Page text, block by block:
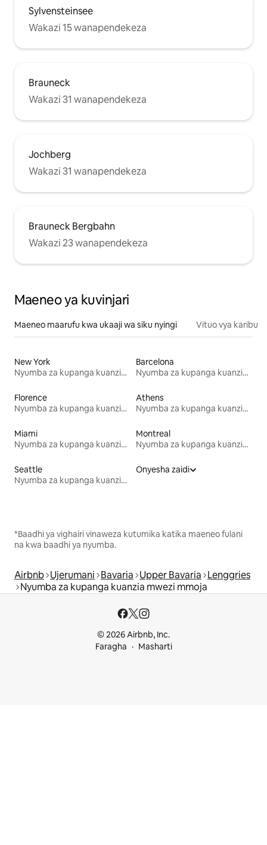
Sylvensteinsee
Wakazi 15 wanapendekeza
Brauneck
Wakazi 31 wanapendekeza
Jochberg
Wakazi 31 wanapendekeza
Brauneck Bergbahn
Wakazi 23 wanapendekeza
Maeneo ya kuvinjari
Maeneo maarufu kwa ukaaji wa siku nyingi Vituo vya karibu
New York
Nyumba za kupanga kuanzia mwezi mmoja
Barcelona
Nyumba za kupanga kuanzia mwezi mmoja
Florence
Nyumba za kupanga kuanzia mwezi mmoja
Athens
Nyumba za kupanga kuanzia mwezi mmoja
Miami
Nyumba za kupanga kuanzia mwezi mmoja
Montreal
Nyumba za kupanga kuanzia mwezi mmoja
Seattle
Nyumba za kupanga kuanzia mwezi mmoja
Onyesha zaidi
*Baadhi ya vighairi vinaweza kutumika katika maeneo fulani
na kwa baadhi ya nyumba.
Airbnb Ujerumani Bavaria Upper Bavaria Lenggries
Nyumba za kupanga kuanzia mwezi mmoja
© 2026 Airbnb, Inc.
Faragha
Masharti